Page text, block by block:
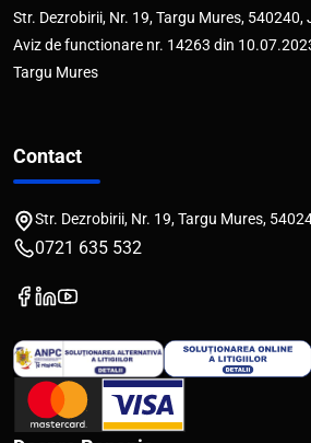
Str. Dezrobirii, Nr. 19, Targu Mures,
Aviz de functionare nr. 14263 din
Targu Mures
Contact
Str. Dezrobirii, Nr. 19, Targu Mures,
0721 635 532